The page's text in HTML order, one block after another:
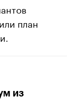
план
из